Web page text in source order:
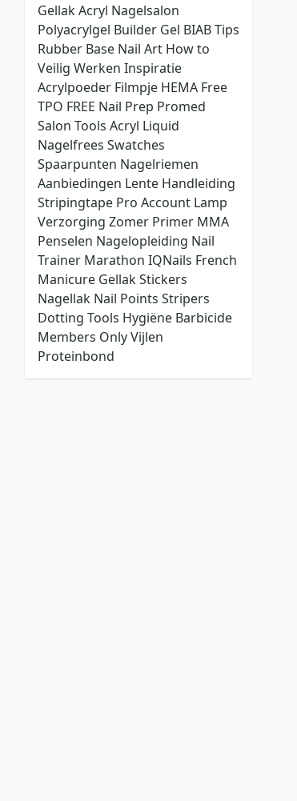
GellakAcryl Nagelsalon
Polyacrylgel Builder Gel BIABTips
Rubber Base Nail Art How to
Veilig Werken Inspiratie
Acrylpoeder Filmpje HEMA Free
TPO FREE Nail Prep Promed
Salon Tools Acryl Liquid
Nagelfrees Swatches
Spaarpunten Nagelriemen
Aanbiedingen Lente Handleiding
Stripingtape Pro Account Lamp
Verzorging Zomer Primer MMA
Penselen Nagelopleiding Nail
Trainer Marathon IQNails French
Manicure Gellak Stickers
Nagellak Nail Points Stripers
Dotting Tools Hygiëne Barbicide
Members OnlyVijlen
Proteinbond